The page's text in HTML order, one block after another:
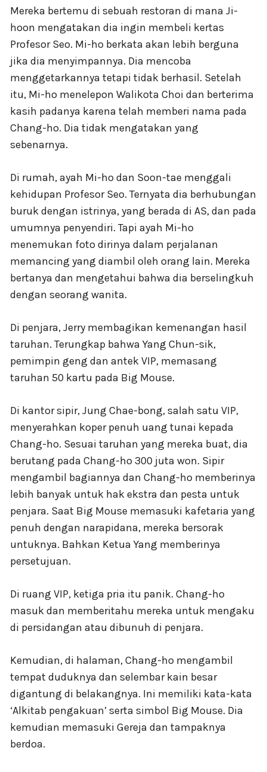
Mereka bertemu di sebuah restoran di mana Ji-
hoon mengatakan dia ingin membeli kertas
Profesor Seo. Mi-ho berkata akan lebih berguna
jika dia menyimpannya. Dia mencoba
menggetarkannya tetapi tidak berhasil. Setelah
itu, Mi-ho menelepon Walikota Choi dan berterima
kasih padanya karena telah memberi nama pada
Chang-ho. Dia tidak mengatakan yang
sebenarnya.
Di rumah, ayah Mi-ho dan Soon-tae menggali
kehidupan Profesor Seo. Ternyata dia berhubungan
buruk dengan istrinya, yang berada di AS, dan pada
umumnya penyendiri. Tapi ayah Mi-ho
menemukan foto dirinya dalam perjalanan
memancing yang diambil oleh orang lain. Mereka
bertanya dan mengetahui bahwa dia berselingkuh
dengan seorang wanita.
Di penjara, Jerry membagikan kemenangan hasil
taruhan. Terungkap bahwa Yang Chun-sik,
pemimpin geng dan antek VIP, memasang
taruhan 50 kartu pada Big Mouse.
Di kantor sipir, Jung Chae-bong, salah satu VIP,
menyerahkan koper penuh uang tunai kepada
Chang-ho. Sesuai taruhan yang mereka buat, dia
berutang pada Chang-ho 300 juta won. Sipir
mengambil bagiannya dan Chang-ho memberinya
lebih banyak untuk hak ekstra dan pesta untuk
penjara. Saat Big Mouse memasuki kafetaria yang
penuh dengan narapidana, mereka bersorak
untuknya. Bahkan Ketua Yang memberinya
persetujuan.
Di ruang VIP, ketiga pria itu panik. Chang-ho
masuk dan memberitahu mereka untuk mengaku
di persidangan atau dibunuh di penjara.
Kemudian, di halaman, Chang-ho mengambil
tempat duduknya dan selembar kain besar
digantung di belakangnya. Ini memiliki kata-kata
‘Alkitab pengakuan’ serta simbol Big Mouse. Dia
kemudian memasuki Gereja dan tampaknya
berdoa.